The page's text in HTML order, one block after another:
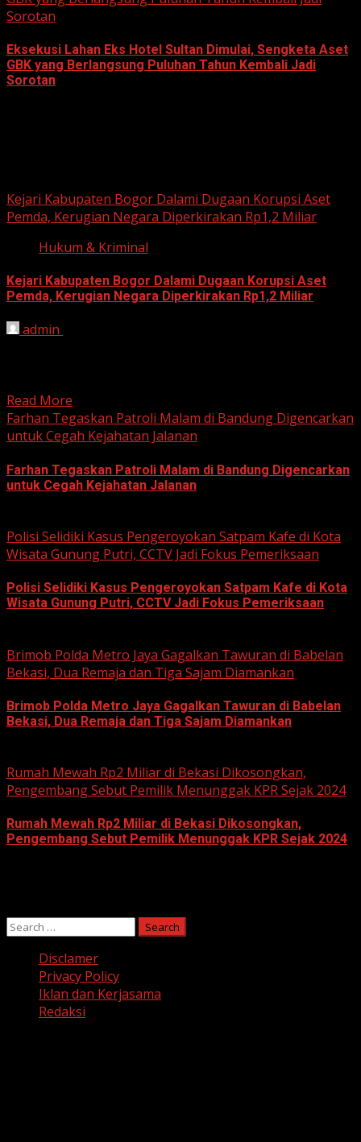
Sorotan
Eksekusi Lahan Eks Hotel Sultan Dimulai, Sengketa Aset
GBK yang Berlangsung Puluhan Tahun Kembali Jadi
Sorotan
Kejari Kabupaten Bogor Dalami Dugaan Korupsi Aset
Pemda, Kerugian Negara Diperkirakan Rp1,2 Miliar
Hukum & Kriminal
Kejari Kabupaten Bogor Dalami Dugaan Korupsi Aset
Pemda, Kerugian Negara Diperkirakan Rp1,2 Miliar
admin
Read More
Farhan Tegaskan Patroli Malam di Bandung Digencarkan
untuk Cegah Kejahatan Jalanan
Farhan Tegaskan Patroli Malam di Bandung Digencarkan
untuk Cegah Kejahatan Jalanan
Polisi Selidiki Kasus Pengeroyokan Satpam Kafe di Kota
Wisata Gunung Putri, CCTV Jadi Fokus Pemeriksaan
Polisi Selidiki Kasus Pengeroyokan Satpam Kafe di Kota
Wisata Gunung Putri, CCTV Jadi Fokus Pemeriksaan
Brimob Polda Metro Jaya Gagalkan Tawuran di Babelan
Bekasi, Dua Remaja dan Tiga Sajam Diamankan
Brimob Polda Metro Jaya Gagalkan Tawuran di Babelan
Bekasi, Dua Remaja dan Tiga Sajam Diamankan
Rumah Mewah Rp2 Miliar di Bekasi Dikosongkan,
Pengembang Sebut Pemilik Menunggak KPR Sejak 2024
Rumah Mewah Rp2 Miliar di Bekasi Dikosongkan,
Pengembang Sebut Pemilik Menunggak KPR Sejak 2024
Search
for:
Disclamer
Privacy Policy
Iklan dan Kerjasama
Redaksi